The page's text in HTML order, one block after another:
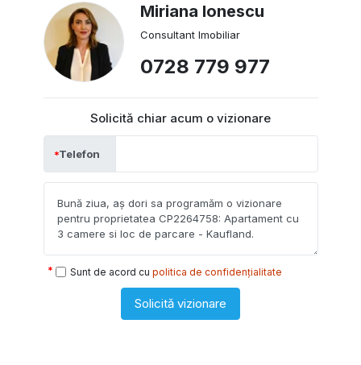
Miriana Ionescu
Consultant Imobiliar
0728 779 977
Solicită chiar acum o vizionare
Telefon
Sunt de acord cu politica de confidențialitate
Solicită vizionare